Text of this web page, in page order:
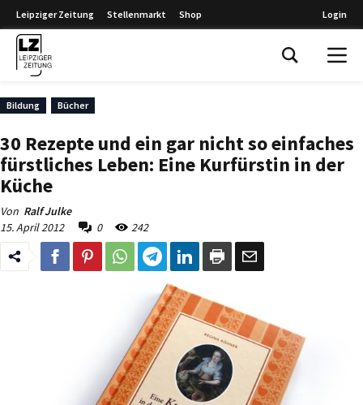
Leipziger Zeitung Stellenmarkt Shop Login
Bildung Bücher
30 Rezepte und ein gar nicht so einfaches
fürstliches Leben: Eine Kurfürstin in der
Küche
Von Ralf Julke
15. April 2012
0 242